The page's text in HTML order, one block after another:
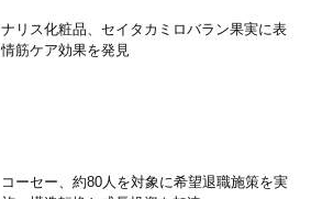
ナリス化粧品、セイタカミロバラン果実に表
情筋ケア効果を発見
コーセー、約80人を対象に希望退職施策を実